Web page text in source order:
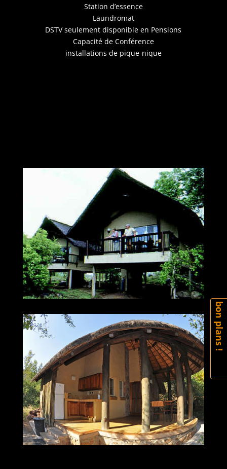
Station d’essence
Laundromat
DSTV seulement disponible en Pensions
Capacité de Conférence
installations de pique-nique
bon plans !